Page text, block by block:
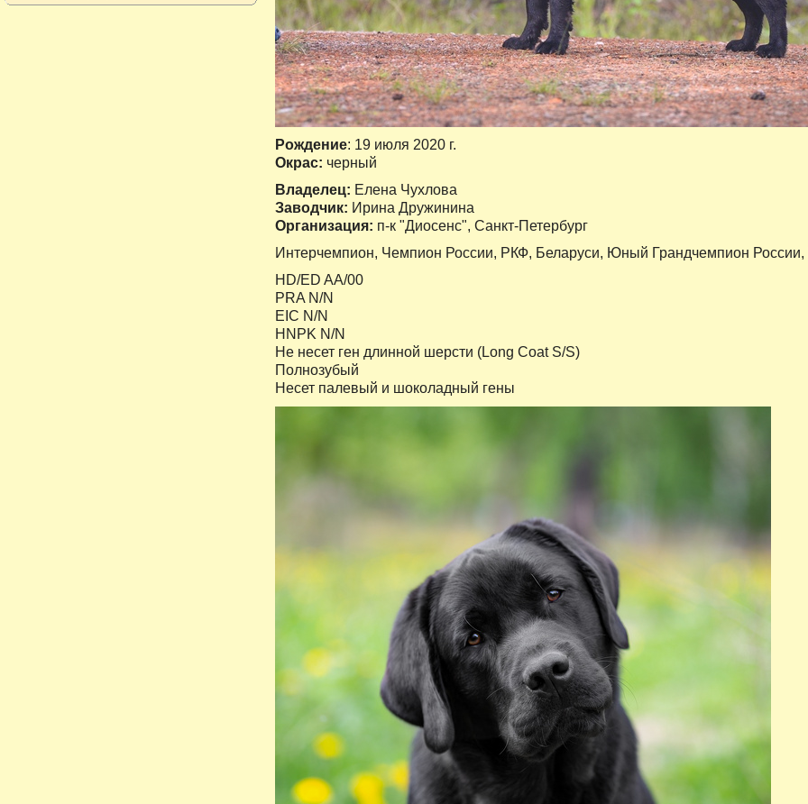
Рождение: 19 июля 2020 г.
Окрас: черный
Владелец: Елена Чухлова
Заводчик: Ирина Дружинина
Организация: п-к "Диосенс", Санкт-Петербург
Интерчемпион, Чемпион России, РКФ, Беларуси, Юный Грандчемпион
HD/ED AA/00
PRA N/N
EIC N/N
HNPK N/N
Не несет ген длинной шерсти (Long Coat S/S)
Полнозубый
Несет палевый и шоколадный гены